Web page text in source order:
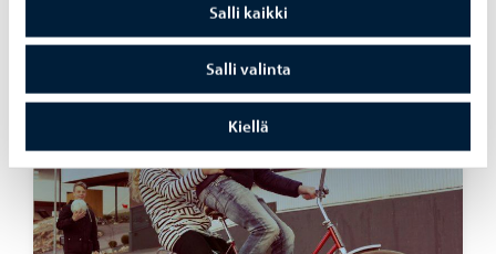
Salli kaikki
Salli valinta
Kiellä